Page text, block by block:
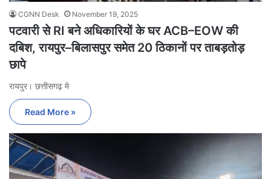
CGNN Desk November 19, 2025
पटवारी से RI बने अधिकारियों के घर ACB–EOW की
दबिश, रायपुर–बिलासपुर समेत 20 ठिकानों पर ताबड़तोड़
छापे
रायपुर। छत्तीसगढ़ मे
Read More »